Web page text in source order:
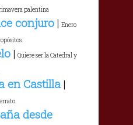
palentina
conjuro | Enero
| Quiere ser la Catedral y
en Castilla |
desde